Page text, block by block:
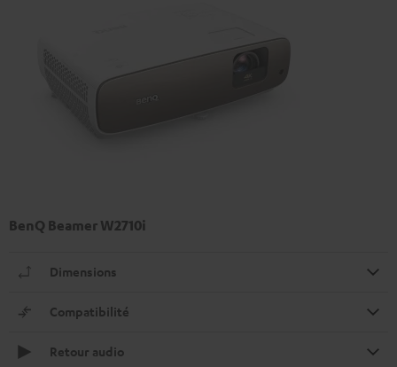
BenQ Beamer W2710i
Dimensions
Compatibilité
Retour audio